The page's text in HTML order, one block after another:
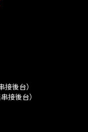
後台）
接後台）